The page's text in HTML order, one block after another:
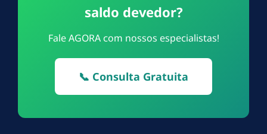
saldo devedor?
Fale AGORA com nossos especialistas!
📞 Consulta Gratuita